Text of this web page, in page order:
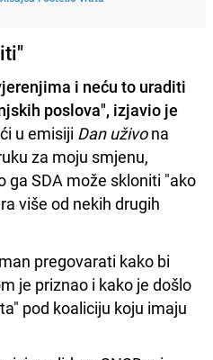
i neću to uraditi
poslova", izjavio je
u emisiji Dan uživona
za moju smjenu,
ga SDA može skloniti "ako
više od nekih drugih
pregovarati kako bi
je priznao i kako je došlo
pod koaliciju koju imaju